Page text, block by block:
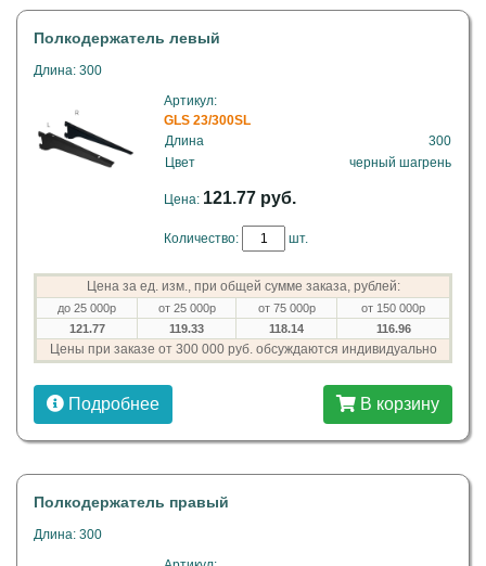
Полкодержатель левый
Длина: 300
Артикул:
GLS 23/300SL
Длина
300
Цвет
черный шагрень
Цена: 121.77 руб.
Количество: шт.
Цена за ед. изм., при общей сумме заказа, рублей:
до 25 000р от 25 000р от 75 000р
от 150 000р
121.77
119.33 118.14 116.96
Цены при заказе от 300 000 руб. обсуждаются индивидуально
Подробнее В корзину
Полкодержатель правый
Длина: 300